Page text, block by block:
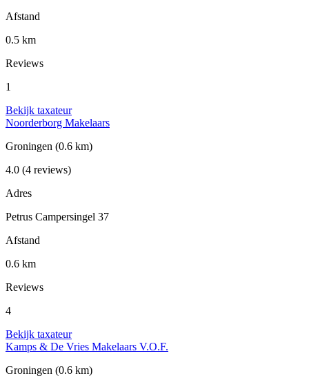
Afstand
0.5 km
Reviews
1
Bekijk taxateur
Noorderborg Makelaars
Groningen (0.6 km)
4.0 (4 reviews)
Adres
Petrus Campersingel 37
Afstand
0.6 km
Reviews
4
Bekijk taxateur
Kamps & De Vries Makelaars V.O.F.
Groningen (0.6 km)